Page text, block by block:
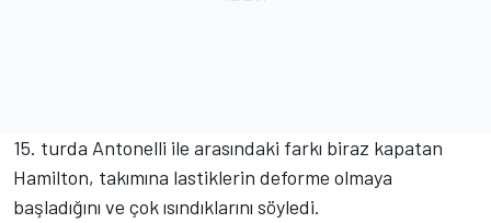
15. turda Antonelli ile arasındaki farkı biraz kapatan
Hamilton, takımına lastiklerin deforme olmaya
başladığını ve çok ısındıklarını söyledi.